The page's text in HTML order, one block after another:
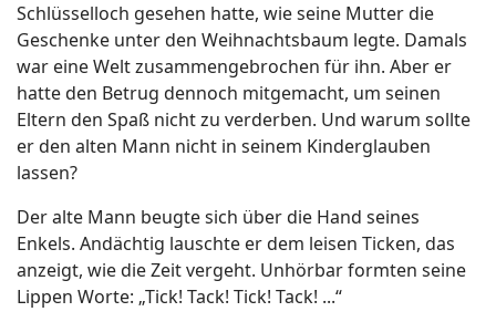
Schlüsselloch gesehen hatte, wie seine Mutter die
Geschenke unter den Weihnachtsbaum legte. Damals
war eine Welt zusammengebrochen für ihn. Aber er
hatte den Betrug dennoch mitgemacht, um seinen
Eltern den Spaß nicht zu verderben. Und warum sollte
er den alten Mann nicht in seinem Kinderglauben
lassen?
Der alte Mann beugte sich über die Hand seines
Enkels. Andächtig lauschte er dem leisen Ticken, das
anzeigt, wie die Zeit vergeht. Unhörbar formten seine
Lippen Worte: „Tick! Tack! Tick! Tack! ...“